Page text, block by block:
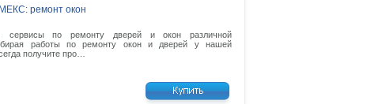
ремонт окон
сервисы по ремонту дверей и окон различной
работы по ремонту окон и дверей у нашей
получите про…